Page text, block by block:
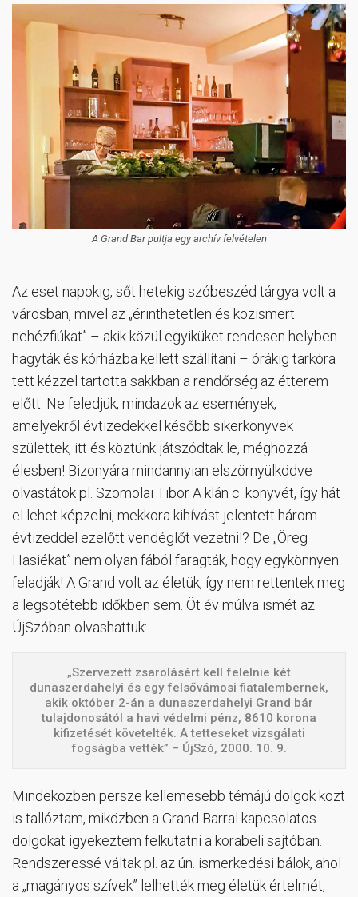
A Grand Bar pultja egy archív felvételen
Az eset napokig, sőt hetekig szóbeszéd tárgya volt a
városban, mivel az „érinthetetlen és közismert
nehézfiúkat” – akik közül egyiküket rendesen helyben
hagyták és kórházba kellett szállítani – órákig tarkóra
tett kézzel tartotta sakkban a rendőrség az étterem
előtt. Ne feledjük, mindazok az események,
amelyekről évtizedekkel később sikerkönyvek
születtek, itt és köztünk játszódtak le, méghozzá
élesben! Bizonyára mindannyian elszörnyülködve
olvastátok pl. Szomolai Tibor A klán c. könyvét, így hát
el lehet képzelni, mekkora kihívást jelentett három
évtizeddel ezelőtt vendéglőt vezetni!? De „Öreg
Hasiékat” nem olyan fából faragták, hogy egykönnyen
feladják! A Grand volt az életük, így nem rettentek meg
a legsötétebb időkben sem. Öt év múlva ismét az
ÚjSzóban olvashattuk:
„Szervezett zsarolásért kell felelnie két
dunaszerdahelyi és egy felsővámosi fiatalembernek,
akik október 2-án a dunaszerdahelyi Grand bár
tulajdonosától a havi védelmi pénz, 8610 korona
kifizetését követelték. A tetteseket vizsgálati
fogságba vették” – ÚjSzó, 2000. 10. 9.
Mindeközben persze kellemesebb témájú dolgok közt
is tallóztam, miközben a Grand Barral kapcsolatos
dolgokat igyekeztem felkutatni a korabeli sajtóban.
Rendszeressé váltak pl. az ún. ismerkedési bálok, ahol
a „magányos szívek” lelhették meg életük értelmét,